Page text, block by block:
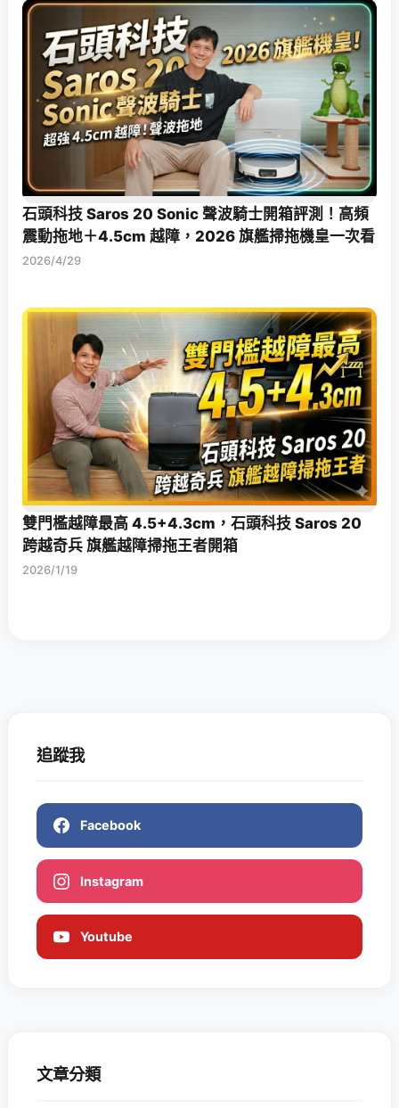
石頭科技 Saros 20 Sonic 聲波騎士開箱評測！高頻
震動拖地＋4.5cm 越障，2026 旗艦掃拖機皇一次看
2026/4/29
雙門檻越障最高 4.5+4.3cm，石頭科技 Saros 20
跨越奇兵 旗艦越障掃拖王者開箱
2026/1/19
追蹤我
Facebook
Instagram
Youtube
文章分類